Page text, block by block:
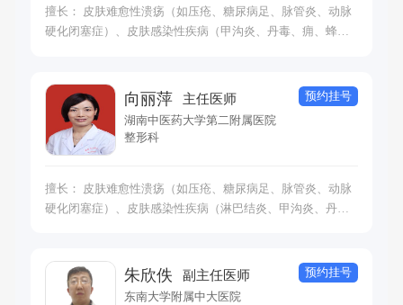
擅长： 皮肤难愈性溃疡（如压疮、糖尿病足、脉管炎、动脉
硬化闭塞症）、皮肤感染性疾病（甲沟炎、丹毒、痈、蜂窝
向丽萍 主任医师
湖南中医药大学第二附属医院
整形科
预约挂号
擅长： 皮肤难愈性溃疡（如压疮、糖尿病足、脉管炎、动脉
硬化闭塞症）、皮肤感染性疾病（淋巴结炎、甲沟炎、丹
早期治疗。
朱欣佚 副主任医师
东南大学附属中大医院
预约挂号